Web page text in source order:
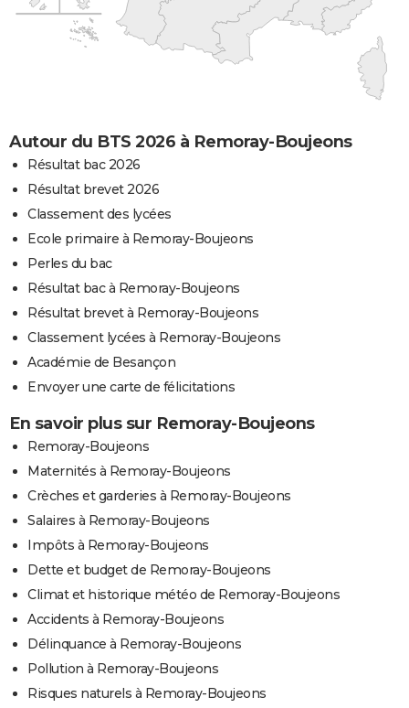
Autour du BTS 2026 à Remoray-Boujeons
Résultat bac 2026
Résultat brevet 2026
Classement des lycées
Ecole primaire à Remoray-Boujeons
Perles du bac
Résultat bac à Remoray-Boujeons
Résultat brevet à Remoray-Boujeons
Classement lycées à Remoray-Boujeons
Académie de Besançon
Envoyer une carte de félicitations
En savoir plus sur Remoray-Boujeons
Remoray-Boujeons
Maternités à Remoray-Boujeons
Crèches et garderies à Remoray-Boujeons
Salaires à Remoray-Boujeons
Impôts à Remoray-Boujeons
Dette et budget de Remoray-Boujeons
Climat et historique météo de Remoray-Boujeons
Accidents à Remoray-Boujeons
Délinquance à Remoray-Boujeons
Pollution à Remoray-Boujeons
Risques naturels à Remoray-Boujeons